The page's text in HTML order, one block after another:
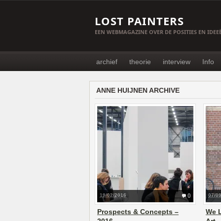
LOST PAINTERS
EEN WEBMAGAZINE OVER DE POSITIES EN
archief theorie interview Info
ANNE HUIJNEN ARCHIVE
0
19/02/2016
Prospects & Concepts –
07/
We